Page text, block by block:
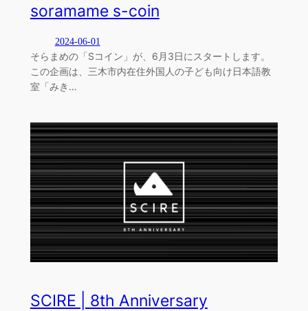
soramame s-coin
2024-06-01
そらまめの「Sコイン」が、6月3日にスタートします。
この企画は、三木市内在住外国人の子ども向け日本語教
室「みき…
SCIRE | 8th Anniversary